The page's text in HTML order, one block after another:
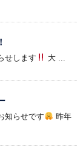
せします 大 ...
知らせです
昨年